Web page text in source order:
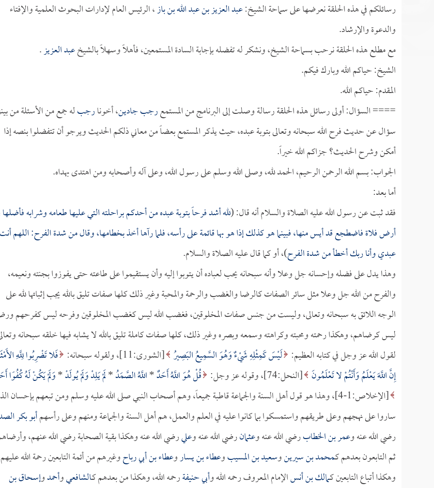
رسائلكم في هذه الحلقة نعرضها على سماحة الشيخ:عبد العزيز بن عبد الله بن باز، الرئيس العام لإدارات البحوث العلمية والإفتاء
والدعوة والإرشاد.
مع مطلع هذه الحلقة نرحب بسماحة الشيخ، ونشكر له تفضله بإجابة السادة المستمعين، فأهلاً وسهلاً بالشيخعبد العزيز.
الشيخ: حياكم الله وبارك فيكم.
المقدم: حياكم الله.
==== السؤال: أولى رسائل هذه الحلقة رسالة وصلت إلى البرنامج من المستمعرجب جادين، أخونارجبله جمع من الأسئلة من
سؤال عن حديث فرح الله سبحانه وتعالى بتوبة عبده، حيث يذكر المستمع بعضاً من معاني ذلكم الحديث ويرجو أن تتفضلوا بنصه إذا
أمكن وشرح الحديث؟ جزاكم الله خيراً.
الجواب: بسم الله الرحمن الرحيم، الحمد لله، وصلى الله وسلم على رسول الله، وعلى آله وأصحابه ومن اهتدى بهداه.
أما بعد:
فقد ثبت عن رسول الله عليه الصلاة والسلام أنه قال: (لله أشد فرحاً بتوبة عبده من أحدكم براحلته التي عليها طعامه وشرابه
أرض فلاة فاضطجع قد أيس منها، فبينما هو كذلك إذا هو بها قائمة على رأسه، فلما رآها أخذ بخطامها، وقال من شدة الفرح: اللهم أنت
عبدي وأنا ربك أخطأ من شدة الفرح)، أو كما قال عليه الصلاة والسلام.
وهذا يدل على فضله وإحسانه جل وعلا وأنه سبحانه يحب لعباده أن يتوبوا إليه وأن يستقيموا على طاعته حتى يفوزوا بجنته ونعيمه،
والفرح من الله جل وعلا مثل سائر الصفات كالرضا والغضب والرحمة والمحبة وغير ذلك كلها صفات تليق بالله يجب إثباتها لله على
الوجه اللائق به سبحانه وتعالى، وليست من جنس صفات المخلوقين، فغضب الله ليس كغضب المخلوقين وفرحه ليس كفرحهم
ليس كرضاهم، وهكذا رحمته ومحبته وكراهته وسمعه وبصره وغير ذلك، كلها صفات كاملة تليق بالله لا يشابه فيها خلقه سبحانه
لقول الله عز وجل في كتابه العظيم: لَيْسَ كَمِثْلِهِ شَيْءٌ وَهُوَ السَّمِيعُ البَصِيرُ [الشورى:11]، ولقوله سبحانه:
فَلا تَضْرِبُوا لِلَّهِ
إِنَّ اللَّهَ يَعْلَمُ وَأَنْتُمْ لا تَعْلَمُونَ [النحل:74]، وقوله عز وجل: قُلْ هُوَ اللَّهُ أَحَدٌ*اللَّهُ الصَّمَدُ*لَمْ يَلِدْ وَلَمْ يُولَدْ*وَلَمْ يَكُنْ لَهُ كُفُوًا
[الإخلاص:1-4]، وهذا هو قول أهل السنة والجماعة قاطبة جميعاً، وهم أصحاب النبي صلى الله عليه وسلم ومن تبعهم بإحسان
ساروا على نهجهم وعلى طريقهم واستمسكوا بما كانوا عليه في العلم والعمل، هم أهل السنة والجماعة ومنهم وعلى رأسهمأبو بكر
رضي الله عنه وعمر بن الخطابرضي الله عنه وعثمانرضي الله عنه وعليرضي الله عنه وهكذا بقية الصحابة رضي الله عنهم،
ثم التابعون بعدهم كـمحمد بن سيرينوسعيد بن المسيبوعطاء بن يساروعطاء بن أبي رباحوغيرهم من أئمة التابعين رحمة الله
وهكذا أتباع التابعين كـمالك بن أنسالإمام المعروف رحمه الله وأبي حنيفةرحمه الله، وهكذا من بعدهم كـالشافعيوأحمدوإسحاق بن